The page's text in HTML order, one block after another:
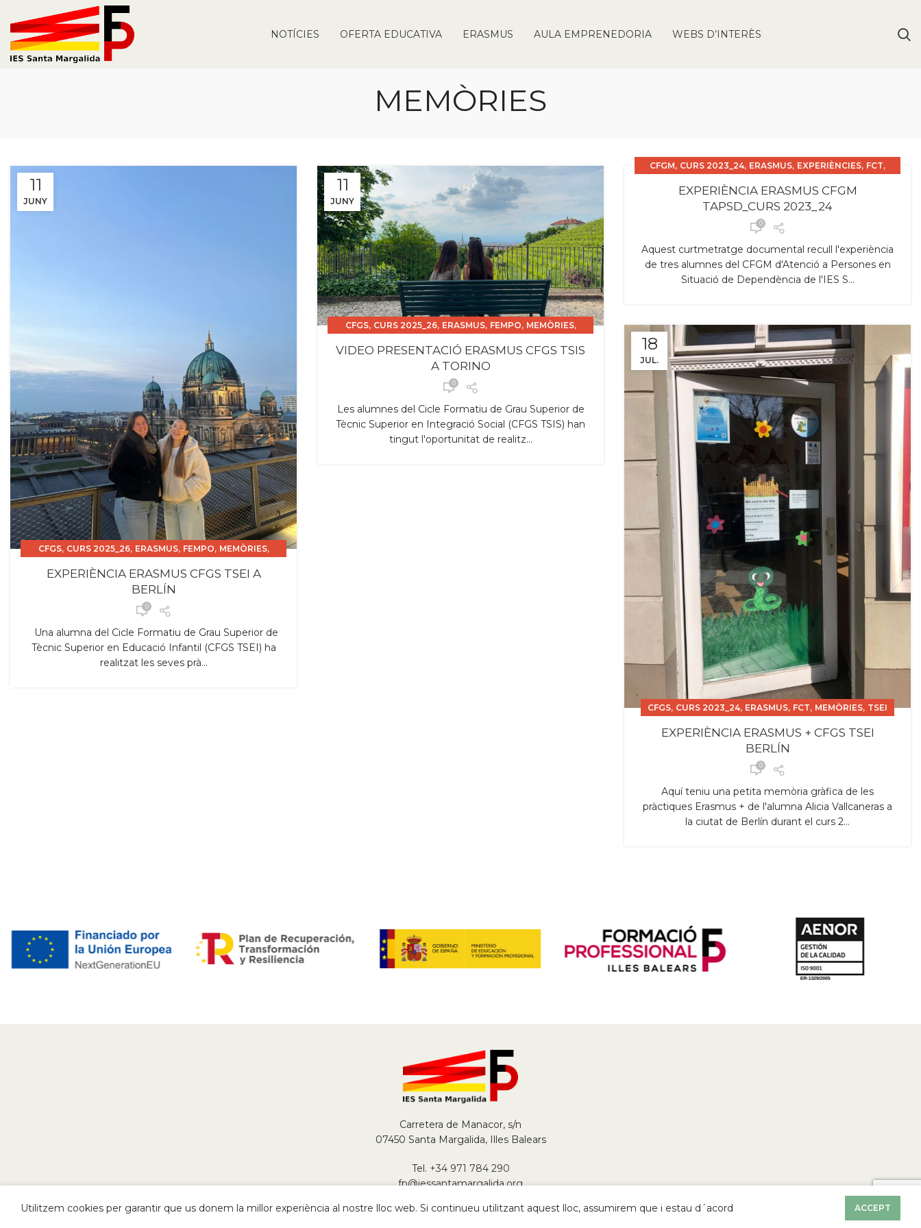
NOTÍCIES OFERTA EDUCATIVA ERASMUS AULA EMPRENEDORIA WEBS D’INTERÈS
MEMÒRIES
11
JUNY
CFGS, CURS 2025_26, ERASMUS, FEMPO, MEMÒRIES,
EXPERIÈNCIA ERASMUS CFGS TSEI A
BERLÍN
0
Una alumna del Cicle Formatiu de Grau Superior de
Tècnic Superior en Educació Infantil (CFGS TSEI) ha
realitzat les seves prà...
11
JUNY
CFGS, CURS 2025_26, ERASMUS, FEMPO, MEMÒRIES,
TSIS
VIDEO PRESENTACIÓ ERASMUS CFGS TSIS
A TORINO
0
Les alumnes del Cicle Formatiu de Grau Superior de
Tècnic Superior en Integració Social (CFGS TSIS) han
tingut l'oportunitat de realitz...
CFGM, CURS 2023_24, ERASMUS, EXPERIÈNCIES, FCT,
EXPERIÈNCIA ERASMUS CFGM
TAPSD_CURS 2023_24
0
Aquest curtmetratge documental recull l'experiència
de tres alumnes del CFGM d'Atenció a Persones en
Situació de Dependència de l'IES S...
18
JUL.
CFGS, CURS 2023_24, ERASMUS, FCT, MEMÒRIES, TSEI
EXPERIÈNCIA ERASMUS + CFGS TSEI
BERLÍN
0
Aquí teniu una petita memòria gràfica de les
pràctiques Erasmus + de l'alumna Alicia Vallcaneras a
la ciutat de Berlín durant el curs 2...
Carretera de Manacor, s/n
07450 Santa Margalida, Illes Balears
Tel. +34 971 784 290
fp@iessantamargalida.org
2022FP IES Santa Margalida Avís Legal Política de Privacitat|Cookies
Utilitzem cookies per garantir que us donem la millor experiència al nostre lloc web. Si continueu utilitzant aquest lloc, assumirem que i estau d´acord ACCEPT